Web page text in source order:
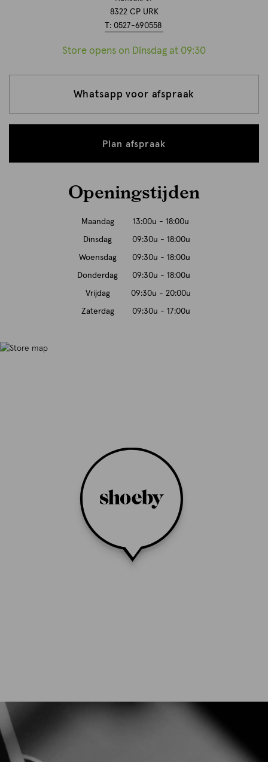
8322 CP URK
T: 0527-690558
Store opens on Dinsdag at 09:30
Whatsapp voor afspraak
Plan afspraak
Openingstijden
Maandag 13:00u - 18:00u
Dinsdag 09:30u - 18:00u
Woensdag 09:30u - 18:00u
Donderdag 09:30u - 18:00u
Vrijdag 09:30u - 20:00u
Zaterdag 09:30u - 17:00u